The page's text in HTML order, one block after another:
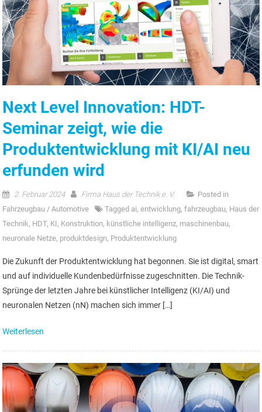
Next Level Innovation: HDT-
Seminar zeigt, wie die
Produktentwicklung mit KI/AI neu
erfunden wird
2. Februar 2024 Firma Haus der Technik e. V.
Posted in
Fahrzeugbau / Automotive
Tagged ai,entwicklung,fahrzeugbau, Haus der
Technik, HDT, KI, Konstruktion, künstliche intelligenz, maschinenbau,
neuronale Netze, produktdesign, Produktentwicklung
Die Zukunft der Produktentwicklung hat begonnen. Sie ist digital, smart
und auf individuelle Kundenbedürfnisse zugeschnitten. Die Technik-
Sprünge der letzten Jahre bei künstlicher Intelligenz (KI/AI) und
neuronalen Netzen (nN) machen sich immer […]
Weiterlesen